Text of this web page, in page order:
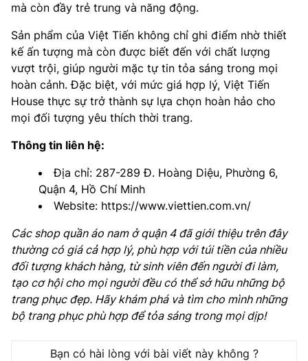
mà còn đầy trẻ trung và năng động.
Sản phẩm của Việt Tiến không chỉ ghi điểm nhờ thiết
kế ấn tượng mà còn được biết đến với chất lượng
vượt trội, giúp người mặc tự tin tỏa sáng trong mọi
hoàn cảnh. Đặc biệt, với mức giá hợp lý, Việt Tiến
House thực sự trở thành sự lựa chọn hoàn hảo cho
mọi đối tượng yêu thích thời trang.
Thông tin liên hệ:
Địa chỉ: 287-289 Đ. Hoàng Diệu, Phường 6,
Quận 4, Hồ Chí Minh
Website: https://www.viettien.com.vn/
Các shop quần áo nam ở quận 4 đã giới thiệu trên đây
thường có giá cả hợp lý, phù hợp với túi tiền của nhiều
đối tượng khách hàng, từ sinh viên đến người đi làm,
tạo cơ hội cho mọi người đều có thể sở hữu những bộ
trang phục đẹp. Hãy khám phá và tìm cho mình những
bộ trang phục phù hợp để tỏa sáng trong mọi dịp!
Bạn có hài lòng với bài viết này không ?